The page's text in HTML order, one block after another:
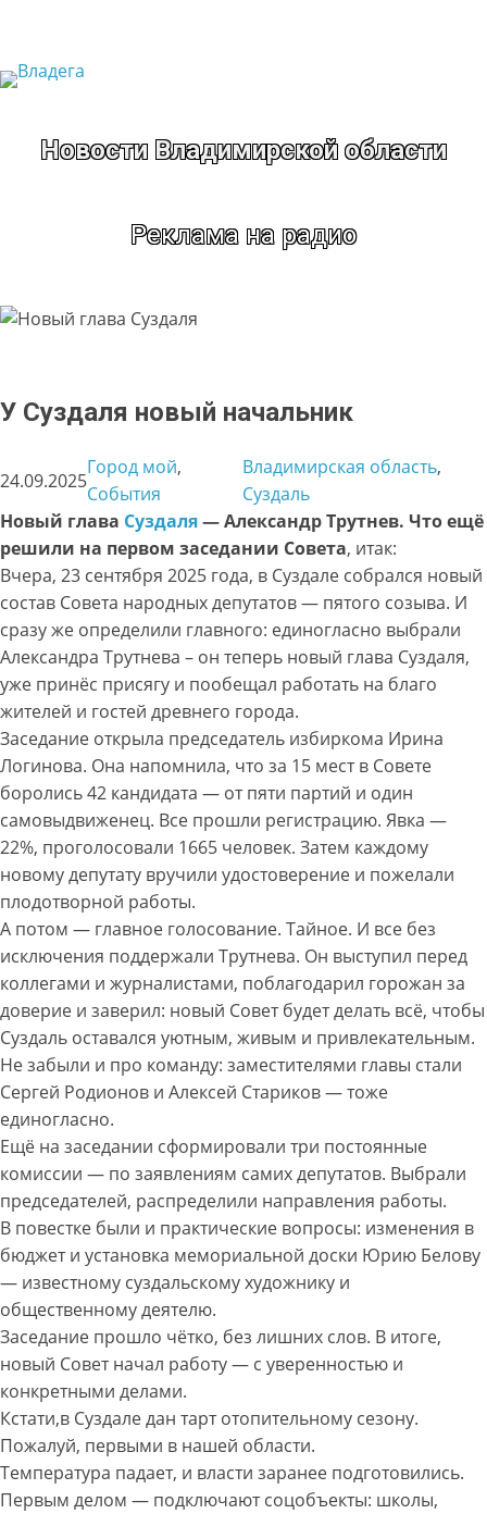
содержимому
Новости Владимирской области
Реклама на радио
У Суздаля новый начальник
24.09.2025
Город мой
События
Владимирская область
Суздаль
Новый глава Суздаля— Александр Трутнев. Что ещё
решили на первом заседании Совета, итак:
Вчера, 23 сентября 2025 года, в Суздале собрался новый
состав Совета народных депутатов — пятого созыва. И
сразу же определили главного: единогласно выбрали
Александра Трутнева – он теперь новый глава Суздаля,
уже принёс присягу и пообещал работать на благо
жителей и гостей древнего города.
Заседание открыла председатель избиркома Ирина
Логинова. Она напомнила, что за 15 мест в Совете
боролись 42 кандидата — от пяти партий и один
самовыдвиженец. Все прошли регистрацию. Явка —
22%, проголосовали 1665 человек. Затем каждому
новому депутату вручили удостоверение и пожелали
плодотворной работы.
А потом — главное голосование. Тайное. И все без
исключения поддержали Трутнева. Он выступил перед
коллегами и журналистами, поблагодарил горожан за
доверие и заверил: новый Совет будет делать всё, чтобы
Суздаль оставался уютным, живым и привлекательным.
Не забыли и про команду: заместителями главы стали
Сергей Родионов и Алексей Стариков — тоже
единогласно.
Ещё на заседании сформировали три постоянные
комиссии — по заявлениям самих депутатов. Выбрали
председателей, распределили направления работы.
В повестке были и практические вопросы: изменения в
бюджет и установка мемориальной доски Юрию Белову
— известному суздальскому художнику и
общественному деятелю.
Заседание прошло чётко, без лишних слов. В итоге,
новый Совет начал работу — с уверенностью и
конкретными делами.
Кстати,в Суздале дан тарт отопительному сезону.
Пожалуй, первыми в нашей области.
Температура падает, и власти заранее подготовились.
Первым делом — подключают соцобъекты: школы,